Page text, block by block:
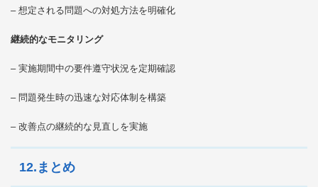
– 想定される問題への対処方法を明確化
継続的なモニタリング
– 実施期間中の要件遵守状況を定期確認
– 問題発生時の迅速な対応体制を構築
– 改善点の継続的な見直しを実施
12.まとめ